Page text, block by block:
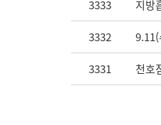
3333 지방
3332
3331 천호